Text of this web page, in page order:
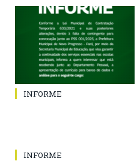
INFORME
INFORME